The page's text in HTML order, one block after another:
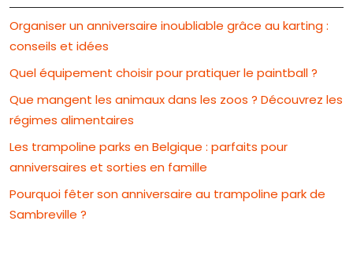
Organiser un anniversaire inoubliable grâce au karting :
conseils et idées
Quel équipement choisir pour pratiquer le paintball ?
Que mangent les animaux dans les zoos ? Découvrez les
régimes alimentaires
Les trampoline parks en Belgique : parfaits pour
anniversaires et sorties en famille
Pourquoi fêter son anniversaire au trampoline park de
Sambreville ?